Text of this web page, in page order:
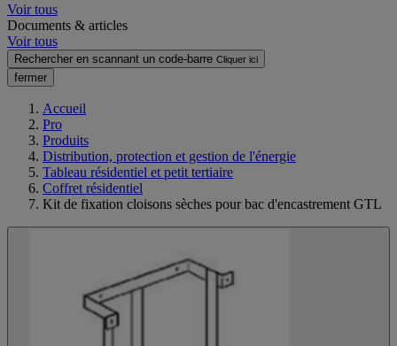
Voir tous
Documents & articles
Voir tous
Rechercher en scannant un code-barre Cliquer ici
fermer
Accueil
Pro
Produits
Distribution, protection et gestion de l'énergie
Tableau résidentiel et petit tertiaire
Coffret résidentiel
Kit de fixation cloisons sèches pour bac d'encastrement GTL